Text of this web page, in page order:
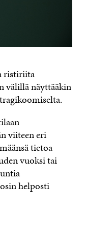
ristiriita
välillä näyttääkin
viiteen eri
tietoa
vuoksi tai
helposti